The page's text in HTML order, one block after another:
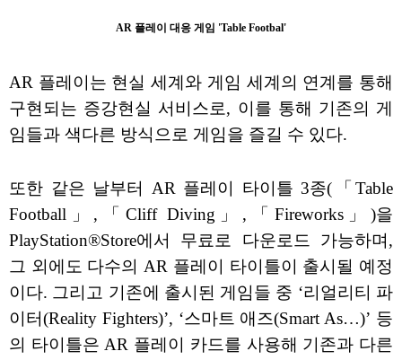
AR 플레이 대응 게임 'Table Footbal'
AR 플레이는 현실 세계와 게임 세계의 연계를 통해
구현되는 증강현실 서비스로, 이를 통해 기존의 게
임들과 색다른 방식으로 게임을 즐길 수 있다.
또한 같은 날부터 AR 플레이 타이틀 3종(「Table
Football」,「Cliff Diving」,「Fireworks」)을
PlayStation®Store에서 무료로 다운로드 가능하며,
그 외에도 다수의 AR 플레이 타이틀이 출시될 예정
이다. 그리고 기존에 출시된 게임들 중 ‘리얼리티 파
이터(Reality Fighters)’, ‘스마트 애즈(Smart As…)’ 등
의 타이틀은 AR 플레이 카드를 사용해 기존과 다른